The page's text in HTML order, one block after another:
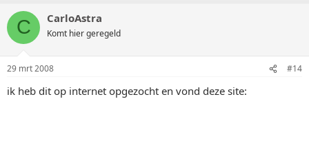
C CarloAstra
Komt hier geregeld
29 mrt 2008 #14
ik heb dit op internet opgezocht en vond deze site: